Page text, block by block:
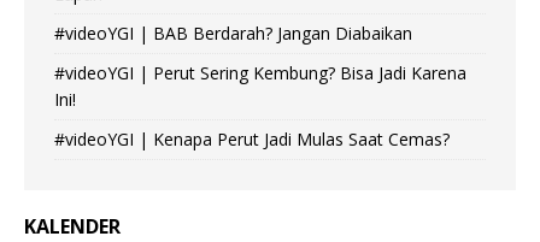
#videoYGI | BAB Berdarah? Jangan Diabaikan
#videoYGI | Perut Sering Kembung? Bisa Jadi Karena
Ini!
#videoYGI | Kenapa Perut Jadi Mulas Saat Cemas?
KALENDER